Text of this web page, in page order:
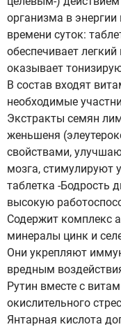
организма в
времени суток:
обеспечивает
оказывает
В состав входят
необходимые
Экстракты семян
женьшеня
свойствами,
мозга, стимулируют
таблетка -Бодрость
высокую
Содержит комплекс
минералы цинк и
Они укрепляют
вредным
Рутин вместе с
окислительного
Янтарная кислота